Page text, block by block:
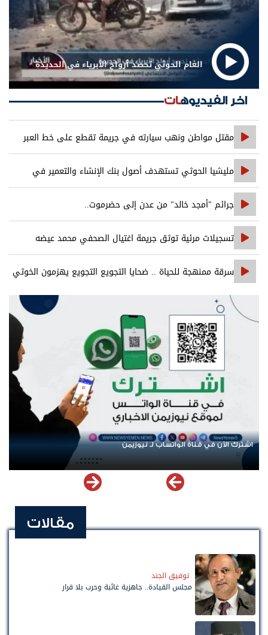
الغام الحوثي تحصد أرواح الأبرياء في الحديدة
اخر الفيديوهات
مقتل مواطن ونهب سيارته في جريمة تقطع على خط العبر
مليشيا الحوثي تستهدف أصول بنك الإنشاء والتعمير في
صنعاء
جرائم "أمجد خالد" من عدن إلى حضرموت..
تسجيلات مرئية توثق جريمة اغتيال الصحفي محمد عيضه
سرقة ممنهجة للحياة .. ضحايا التجويع التجويع يهزمون الخوثي
اشترك الآن في قناة الواتساب لـ نيوزيمن
مقالات
توفيق الجند
مجلس القيادة.. جاهزية غائبة وحرب بلا قرار